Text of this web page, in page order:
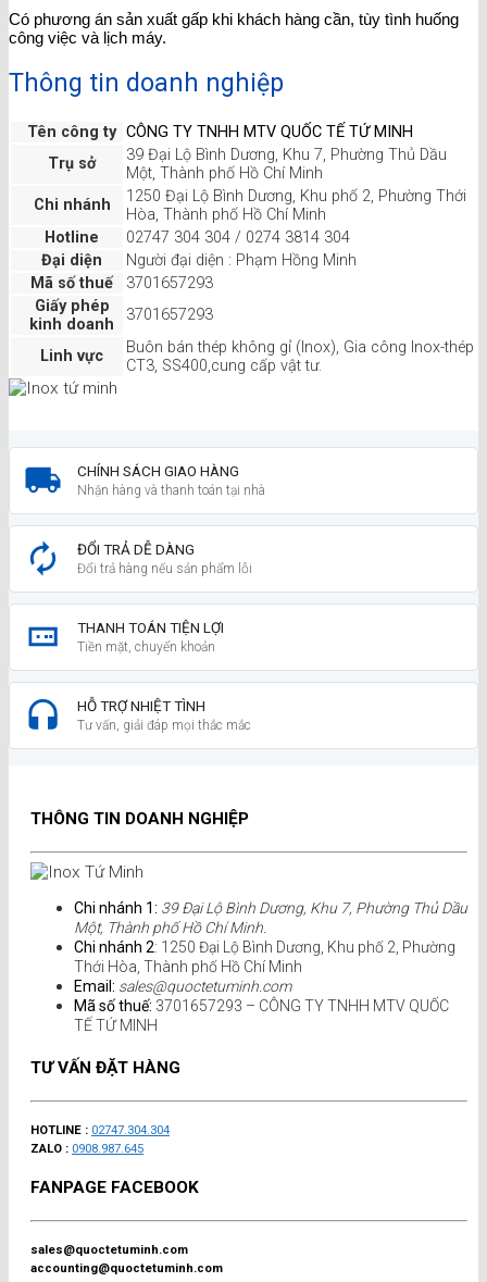
Có phương án sản xuất gấp khi khách hàng cần, tùy tình huống
công việc và lịch máy.
Thông tin doanh nghiệp
Tên công ty CÔNG TY TNHH MTV QUỐC TẾ TỨ MINH
Trụ sở
39 Đại Lộ Bình Dương, Khu 7, Phường Thủ Dầu
Một, Thành phố Hồ Chí Minh
Chi nhánh
1250 Đại Lộ Bình Dương, Khu phố 2, Phường Thới
Hòa, Thành phố Hồ Chí Minh
Hotline
02747 304 304 / 0274 3814 304
Đại diện
Người đại diện : Phạm Hồng Minh
Mã số thuế
3701657293
Giấy phép
kinh doanh
3701657293
Linh vực
Buôn bán thép không gỉ (Inox), Gia công Inox-thép
CT3, SS400,cung cấp vật tư.
CHÍNH SÁCH GIAO HÀNG
Nhận hàng và thanh toán tại nhà
ĐỔI TRẢ DỄ DÀNG
Đổi trả hàng nếu sản phẩm lỗi
THANH TOÁN TIỆN LỢI
Tiền mặt, chuyển khoản
HỖ TRỢ NHIỆT TÌNH
Tư vấn, giải đáp mọi thắc mắc
THÔNG TIN DOANH NGHIỆP
Chi nhánh 1: 39 Đại Lộ Bình Dương, Khu 7, Phường Thủ Dầu
Một, Thành phố Hồ Chí Minh.
Chi nhánh 2: 1250 Đại Lộ Bình Dương, Khu phố 2, Phường
Thới Hòa, Thành phố Hồ Chí Minh
Email: sales@quoctetuminh.com
Mã số thuế: 3701657293 – CÔNG TY TNHH MTV QUỐC
TẾ TỨ MINH
TƯ VẤN ĐẶT HÀNG
HOTLINE : 02747.304.304
ZALO : 0908.987.645
FANPAGE FACEBOOK
sales@quoctetuminh.com
accounting@quoctetuminh.com